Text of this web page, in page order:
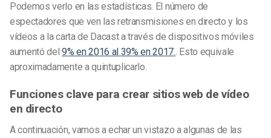
Podemos verlo en las estadísticas. El número de
espectadores que ven las retransmisiones en directo y los
vídeos a la carta de Dacast a través de dispositivos móviles
aumentó del9% en 2016 al 39% en 2017.. Esto equivale
aproximadamente a quintuplicarlo.
Funciones clave para crear sitios web de vídeo
en directo
A continuación, vamos a echar un vistazo a algunas de las